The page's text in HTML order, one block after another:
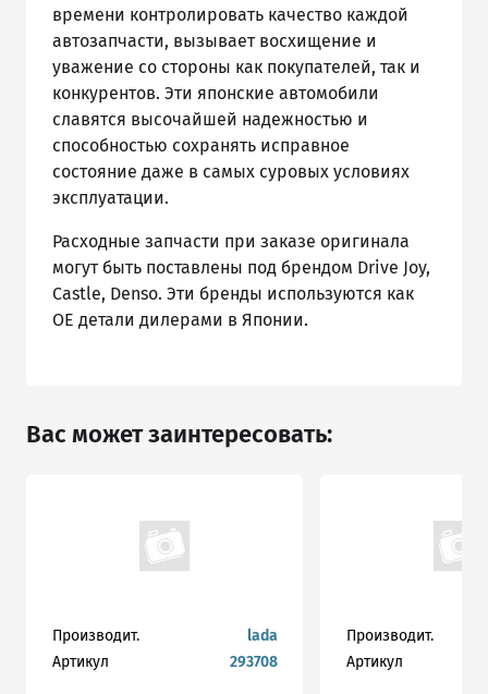
времени контролировать качество каждой
автозапчасти, вызывает восхищение и
уважение со стороны как покупателей, так и
конкурентов. Эти японские автомобили
славятся высочайшей надежностью и
способностью сохранять исправное
состояние даже в самых суровых условиях
эксплуатации.
Расходные запчасти при заказе оригинала
могут быть поставлены под брендом Drive Joy,
Castle, Denso. Эти бренды используются как
ОЕ детали дилерами в Японии.
Вас может заинтересовать:
Производит.
lada
Артикул
293708
Производит.
Артикул